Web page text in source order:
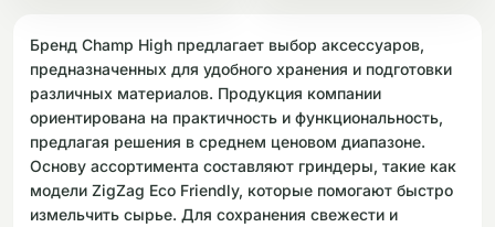
Бренд Champ High предлагает выбор аксессуаров,
предназначенных для удобного хранения и подготовки
различных материалов. Продукция компании
ориентирована на практичность и функциональность,
предлагая решения в среднем ценовом диапазоне.
Основу ассортимента составляют гриндеры, такие как
модели ZigZag Eco Friendly, которые помогают быстро
измельчить сырье. Для сохранения свежести и